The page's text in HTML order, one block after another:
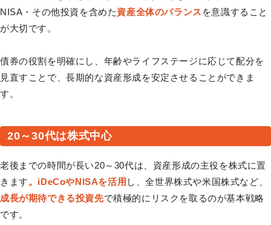
NISA・その他投資を含めた資産全体のバランス を意識すること
が大切です。
債券の役割を明確にし、年齢やライフステージに応じて配分を
見直すことで、長期的な資産形成を安定させることができま
す。
20～30代は株式中心
老後までの時間が長い20～30代は、資産形成の主役を株式に置
きます。iDeCoやNISAを活用 し、全世界株式や米国株式など、
成長が期待できる投資先で積極的にリスクを取るのが基本戦略
です。